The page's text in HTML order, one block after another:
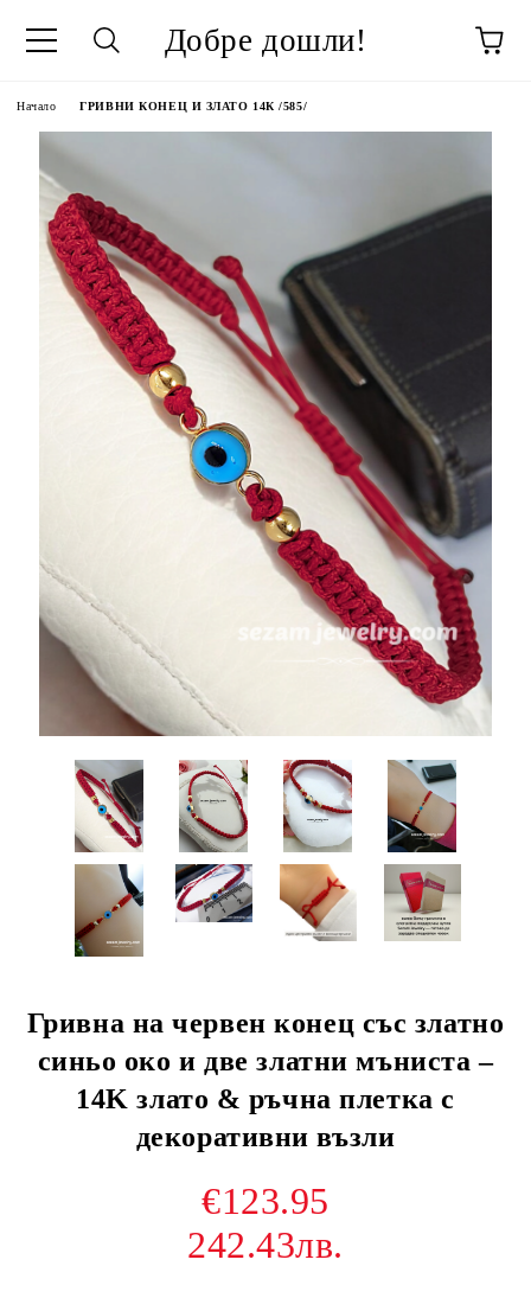
Добре дошли!
Начало ГРИВНИ КОНЕЦ И ЗЛАТО 14К /585/
Гривна на червен конец със златно
синьо око и две златни мъниста –
14K злато & ръчна плетка с
декоративни възли
€123.95
242.43лв.